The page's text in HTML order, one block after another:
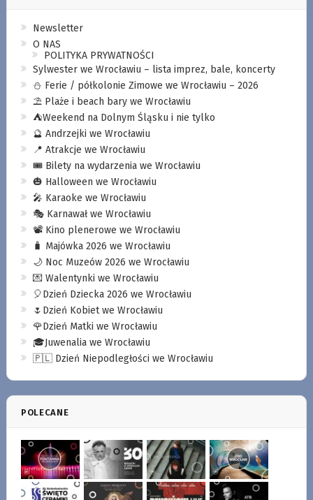
Newsletter
O NAS
POLITYKA PRYWATNOŚCI
Sylwester we Wrocławiu – lista imprez, bale, koncerty
⛄️ Ferie / półkolonie Zimowe we Wrocławiu – 2026
⛱️ Plaże i beach bary we Wrocławiu
⛺️Weekend na Dolnym Śląsku i nie tylko
🔮 Andrzejki we Wrocławiu
📍 Atrakcje we Wrocławiu
🎟️ Bilety na wydarzenia we Wrocławiu
🎃 Halloween we Wrocławiu
🎤 Karaoke we Wrocławiu
🎭 Karnawał we Wrocławiu
📽️ Kino plenerowe we Wrocławiu
🧳 Majówka 2026 we Wrocławiu
🌙 Noc Muzeów 2026 we Wrocławiu
💌 Walentynki we Wrocławiu
🎈Dzień Dziecka 2026 we Wrocławiu
🌷Dzień Kobiet we Wrocławiu
🌹Dzień Matki we Wrocławiu
🎓Juwenalia we Wrocławiu
🇵🇱 Dzień Niepodległości we Wrocławiu
POLECANE